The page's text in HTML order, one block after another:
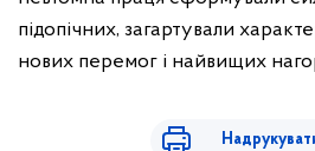
підопічних, загартували
нових перемог і найвищих